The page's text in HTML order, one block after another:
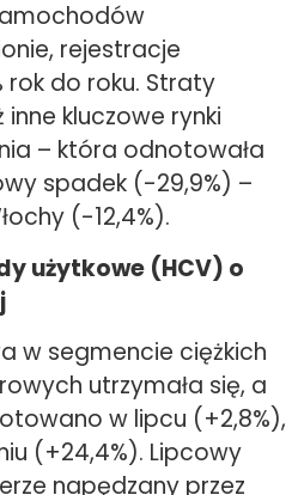
rejestracje
rok do roku. Straty
kluczowe rynki
– która odnotowała
spadek (-29,9%) –
(-12,4%).
użytkowe (HCV) o
w segmencie ciężkich
utrzymała się, a
w lipcu (+2,8%),
(+24,4%). Lipcowy
napędzany przez